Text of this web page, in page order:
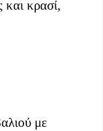
και κρασί,
με